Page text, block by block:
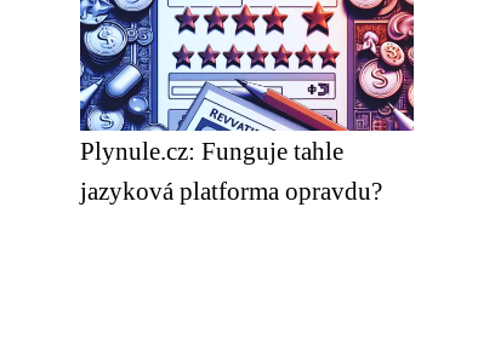
Plynule.cz: Funguje tahle
jazyková platforma opravdu?